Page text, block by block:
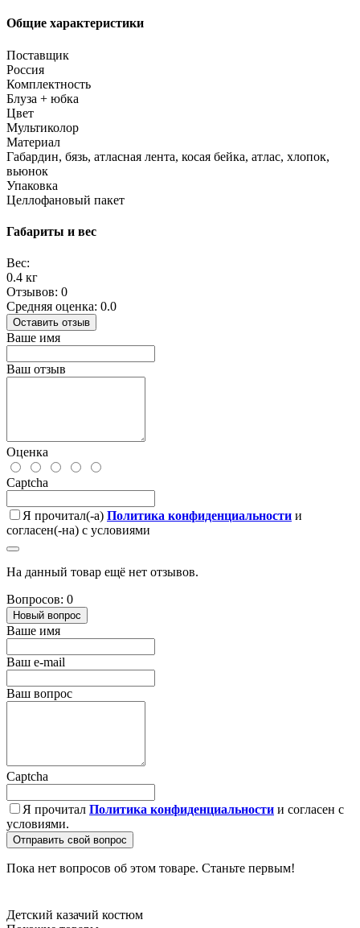
Общие характеристики
Поставщик
Россия
Комплектность
Блуза + юбка
Цвет
Мультиколор
Материал
Габардин, бязь, атласная лента, косая бейка, атлас, хлопок,
вьюнок
Упаковка
Целлофановый пакет
Габариты и вес
Вес:
0.4 кг
Отзывов: 0
Средняя оценка: 0.0
Оставить отзыв
Ваше имя
Ваш отзыв
Оценка
Captcha
Я прочитал(-а) Политика конфиденциальности и
согласен(-на) с условиями
На данный товар ещё нет отзывов.
Вопросов: 0
Новый вопрос
Ваше имя
Ваш e-mail
Ваш вопрос
Captcha
Я прочитал Политика конфиденциальности и согласен с
условиями.
Отправить свой вопрос
Пока нет вопросов об этом товаре. Станьте первым!
Детский казачий костюм